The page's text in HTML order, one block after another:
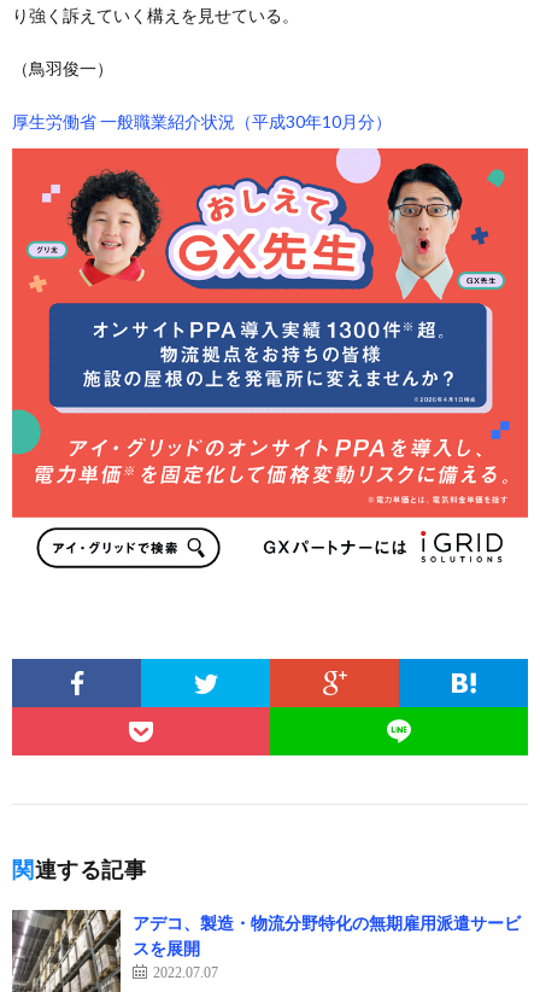
り強く訴えていく構えを見せている。
（鳥羽俊一）
厚生労働省 一般職業紹介状況（平成30年10月分）
関連する記事
アデコ、製造・物流分野特化の無期雇用派遣サービ
スを展開
2022.07.07